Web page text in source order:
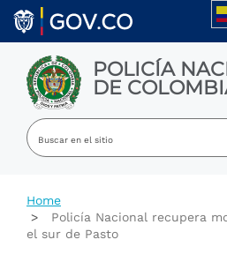
Welcome
All
Accessibility
screen
reader.
Accessibility
Skip to main content
POLICÍA
DE
Home
Policía Nacional recupera
el sur de Pasto